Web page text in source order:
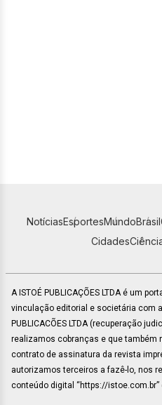
NotíciasEsportesMundoBrasil
Cidades
A ISTOÉ PUBLICAÇÕES LTDA é um
vinculação editorial e societária com a
PUBLICACÕES LTDA (recuperação
realizamos cobranças e que
contrato de assinatura da revista
autorizamos terceiros a fazê-lo, nos
conteúdo digital “https://